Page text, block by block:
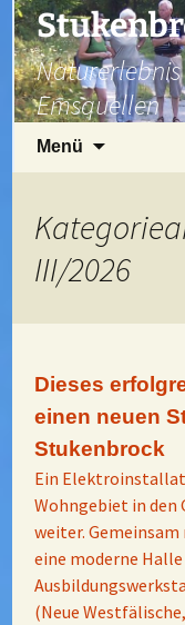
Zum
Inhalt
springen
Emsquellen
Menü
III/2026
Dieses
einen neuen
Stukenbrock
Ein
Wohngebiet in den
weiter.
eine moderne
(Neue